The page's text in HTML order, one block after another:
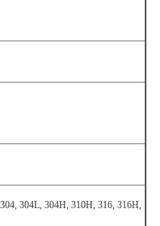
304L, 304H, 310H, 316, 316H,